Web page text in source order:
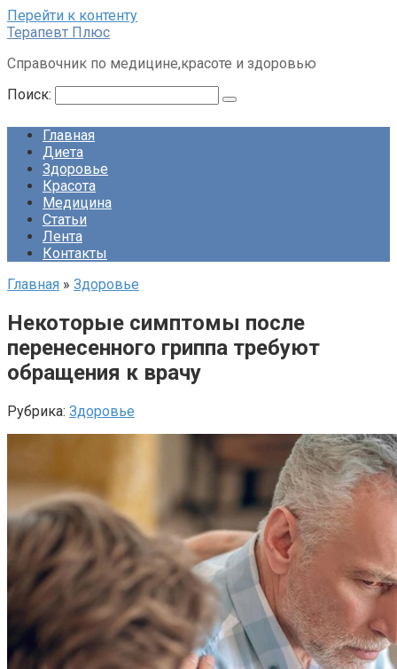
Перейти к контенту
Терапевт Плюс
Справочник по медицине,красоте и здоровью
Поиск:
Главная
Диета
Здоровье
Красота
Медицина
Статьи
Лента
Контакты
Главная » Здоровье
Некоторые симптомы после
перенесенного гриппа требуют
обращения к врачу
Рубрика: Здоровье